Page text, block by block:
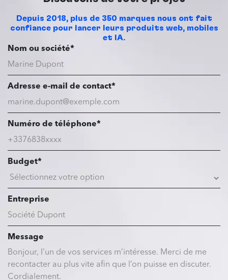
Depuis 2018, plus de 350 marques nous ont fait
confiance pour lancer leurs produits web, mobiles
et IA.
Nom ou société*
Adresse e-mail de contact*
Numéro de téléphone*
Budget*
Entreprise
Message